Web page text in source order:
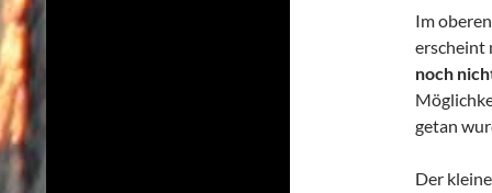
Im
erscheint
noch
getan
Der